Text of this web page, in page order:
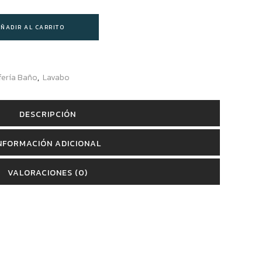
AL CARRITO
Baño, Lavabo
DESCRIPCIÓN
ADICIONAL
VALORACIONES (0)